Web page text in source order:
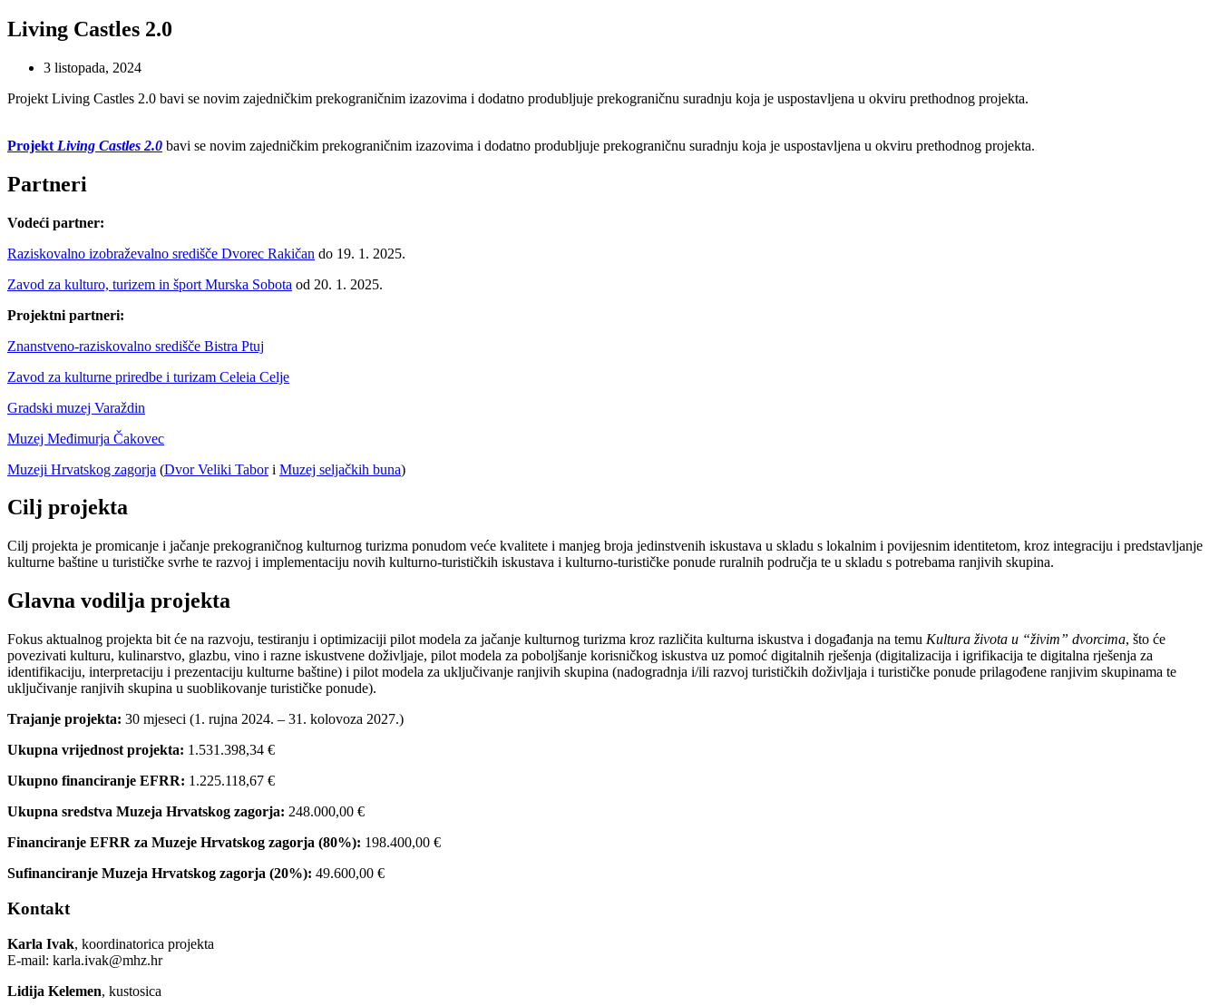
Living Castles 2.0
3 listopada, 2024
Projekt Living Castles 2.0 bavi se novim zajedničkim prekograničnim izazovima i dodatno produbljuje prekograničnu suradnju koja je uspostavljena u okviru prethodnog projekta.
Projekt Living Castles 2.0 bavi se novim zajedničkim prekograničnim izazovima i dodatno produbljuje prekograničnu suradnju koja je uspostavljena u okviru prethodnog projekta.
Partneri
Vodeći partner:
Raziskovalno izobraževalno središče Dvorec Rakičan do 19. 1. 2025.
Zavod za kulturo, turizem in šport Murska Sobota od 20. 1. 2025.
Projektni partneri:
Znanstveno-raziskovalno središče Bistra Ptuj
Zavod za kulturne priredbe i turizam Celeia Celje
Gradski muzej Varaždin
Muzej Međimurja Čakovec
Muzeji Hrvatskog zagorja (Dvor Veliki Tabori Muzej seljačkih buna)
Cilj projekta
Cilj projekta je promicanje i jačanje prekograničnog kulturnog turizma ponudom veće kvalitete i manjeg broja jedinstvenih iskustava u skladu s lokalnim i povijesnim identitetom, kroz integraciju i predstavljanje
kulturne baštine u turističke svrhe te razvoj i implementaciju novih kulturno-turističkih iskustava i kulturno-turističke ponude ruralnih područja te u skladu s potrebama ranjivih skupina.
Glavna vodilja projekta
Fokus aktualnog projekta bit će na razvoju, testiranju i optimizaciji pilot modela za jačanje kulturnog turizma kroz različita kulturna iskustva i događanja na temu Kultura života u “živim” dvorcima, što će
povezivati kulturu, kulinarstvo, glazbu, vino i razne iskustvene doživljaje, pilot modela za poboljšanje korisničkog iskustva uz pomoć digitalnih rješenja (digitalizacija i igrifikacija te digitalna rješenja za
identifikaciju, interpretaciju i prezentaciju kulturne baštine) i pilot modela za uključivanje ranjivih skupina (nadogradnja i/ili razvoj turističkih doživljaja i turističke ponude prilagođene ranjivim skupinama te
uključivanje ranjivih skupina u suoblikovanje turističke ponude).
Trajanje projekta: 30 mjeseci (1. rujna 2024. – 31. kolovoza 2027.)
Ukupna vrijednost projekta: 1.531.398,34 €
Ukupno financiranje EFRR: 1.225.118,67 €
Ukupna sredstva Muzeja Hrvatskog zagorja: 248.000,00 €
Financiranje EFRR za Muzeje Hrvatskog zagorja (80%): 198.400,00 €
Sufinanciranje Muzeja Hrvatskog zagorja (20%): 49.600,00 €
Kontakt
Karla Ivak, koordinatorica projekta
E-mail: karla.ivak@mhz.hr
Lidija Kelemen, kustosica